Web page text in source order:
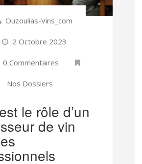
Ouzoulias-Vins_com
2 Octobre 2023
0 Commentaires
Nos Dossiers
le rôle d’un
de vin